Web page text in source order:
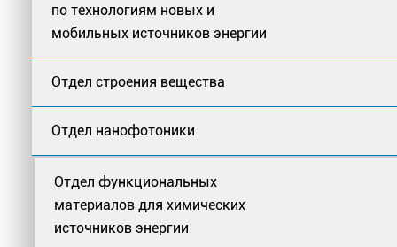
по технологиям новых и
мобильных источников энергии
Отдел строения вещества
Отдел нанофотоники
Отдел функциональных
материалов для химических
источников энергии